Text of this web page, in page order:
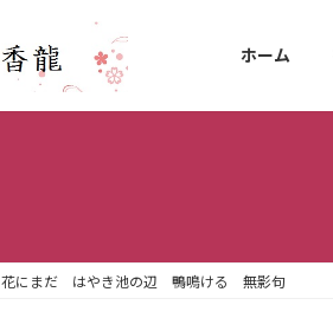
ホーム
花にまだ はやき池の辺 鴨鳴ける 無影句